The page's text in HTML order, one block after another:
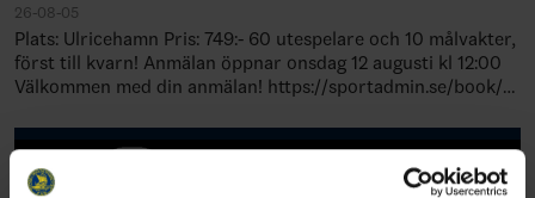
26-08-05
Plats: Ulricehamn Pris: 749:- 60 utespelare och 10 målvakter,
först till kvarn! Anmälan öppnar onsdag 12 augusti kl 12:00
Välkommen med din anmälan! https://sportadmin.se/book/?